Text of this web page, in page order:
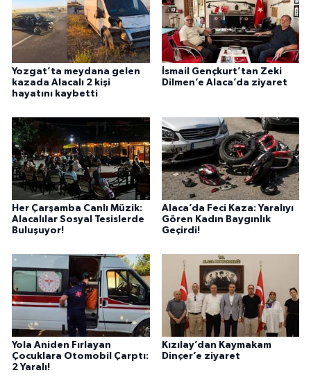
Yozgat’ta meydana gelen
kazada Alacalı 2 kişi
hayatını kaybetti
İsmail Gençkurt’tan Zeki
Dilmen’e Alaca’da ziyaret
Her Çarşamba Canlı Müzik:
Alacalılar Sosyal Tesislerde
Buluşuyor!
Alaca’da Feci Kaza: Yaralıyı
Gören Kadın Baygınlık
Geçirdi!
Yola Aniden Fırlayan
Çocuklara Otomobil Çarptı:
2 Yaralı!
Kızılay’dan Kaymakam
Dinçer’e ziyaret